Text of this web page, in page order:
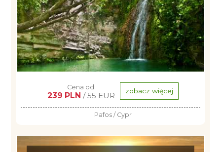
Cena od:
239 PLN / 55 EUR zobacz więcej
Pafos / Cypr